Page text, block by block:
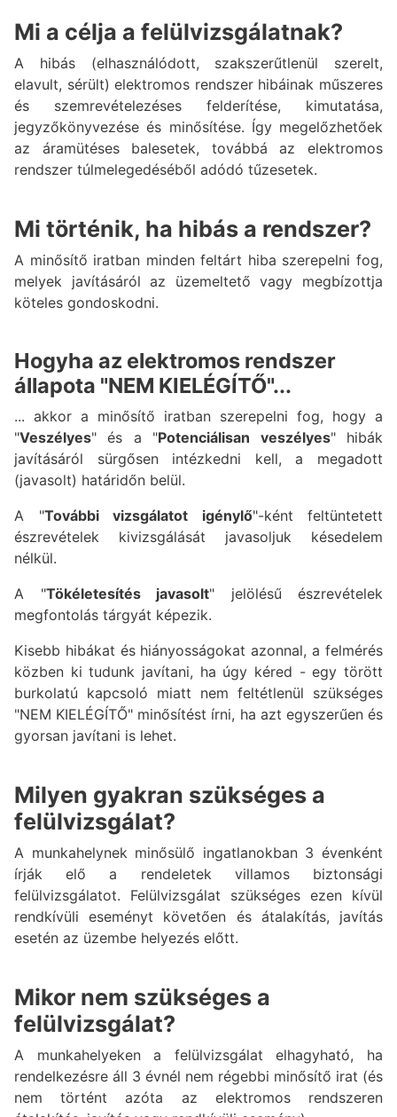
Mi a célja a felülvizsgálatnak?
A hibás (elhasználódott, szakszerűtlenül szerelt,
elavult, sérült) elektromos rendszer hibáinak műszeres
és szemrevételezéses felderítése, kimutatása,
jegyzőkönyvezése és minősítése. Így megelőzhetőek
az áramütéses balesetek, továbbá az elektromos
rendszer túlmelegedéséből adódó tűzesetek.
Mi történik, ha hibás a rendszer?
A minősítő iratban minden feltárt hiba szerepelni fog,
melyek javításáról az üzemeltető vagy megbízottja
köteles gondoskodni.
Hogyha az elektromos rendszer
állapota "NEM KIELÉGÍTŐ"...
... akkor a minősítő iratban szerepelni fog, hogy a
"Veszélyes" és a "Potenciálisan veszélyes" hibák
javításáról sürgősen intézkedni kell, a megadott
(javasolt) határidőn belül.
A "További vizsgálatot igénylő"-ként feltüntetett
észrevételek kivizsgálását javasoljuk késedelem
nélkül.
A "Tökéletesítés javasolt" jelölésű észrevételek
megfontolás tárgyát képezik.
Kisebb hibákat és hiányosságokat azonnal, a felmérés
közben ki tudunk javítani, ha úgy kéred - egy törött
burkolatú kapcsoló miatt nem feltétlenül szükséges
"NEM KIELÉGÍTŐ" minősítést írni, ha azt egyszerűen és
gyorsan javítani is lehet.
Milyen gyakran szükséges a
felülvizsgálat?
A munkahelynek minősülő ingatlanokban 3 évenként
írják elő a rendeletek villamos biztonsági
felülvizsgálatot. Felülvizsgálat szükséges ezen kívül
rendkívüli eseményt követően és átalakítás, javítás
esetén az üzembe helyezés előtt.
Mikor nem szükséges a
felülvizsgálat?
A munkahelyeken a felülvizsgálat elhagyható, ha
rendelkezésre áll 3 évnél nem régebbi minősítő irat (és
nem történt azóta az elektromos rendszeren